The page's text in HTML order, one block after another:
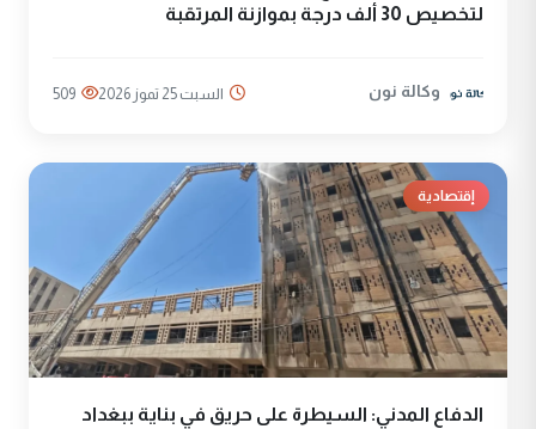
لتخصيص 30 ألف درجة بموازنة المرتقبة
وكالة نون السبت 25 تموز 2026 509
إقتصادية
الدفاع المدني: السيطرة على حريق في بناية ببغداد